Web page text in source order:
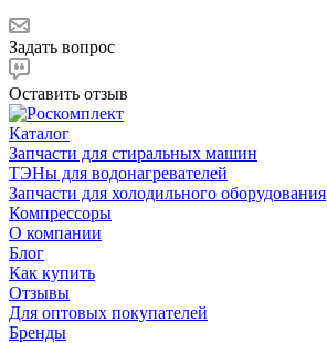
Задать вопрос
Оставить отзыв
Каталог
Запчасти для стиральных машин
ТЭНы для водонагревателей
Запчасти для холодильного оборудования
Компрессоры
О компании
Блог
Как купить
Отзывы
Для оптовых покупателей
Бренды